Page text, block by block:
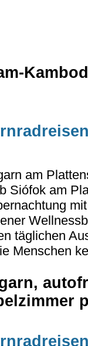
am
Siófok am
täglichen
Menschen